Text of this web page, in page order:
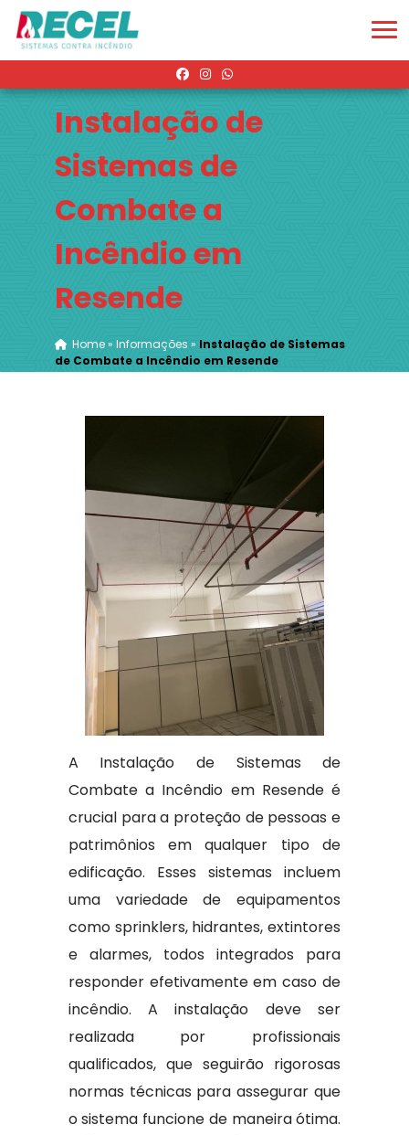
Instalação de
Sistemas de
Combate a
Incêndio em
Resende
Home» Informações » Instalação de Sistemas
de Combate a Incêndio em Resende
A Instalação de Sistemas de
Combate a Incêndio em Resende é
crucial para a proteção de pessoas e
patrimônios em qualquer tipo de
edificação. Esses sistemas incluem
uma variedade de equipamentos
como sprinklers, hidrantes, extintores
e alarmes, todos integrados para
responder efetivamente em caso de
incêndio. A instalação deve ser
realizada por profissionais
qualificados, que seguirão rigorosas
normas técnicas para assegurar que
o sistema funcione de maneira ótima.